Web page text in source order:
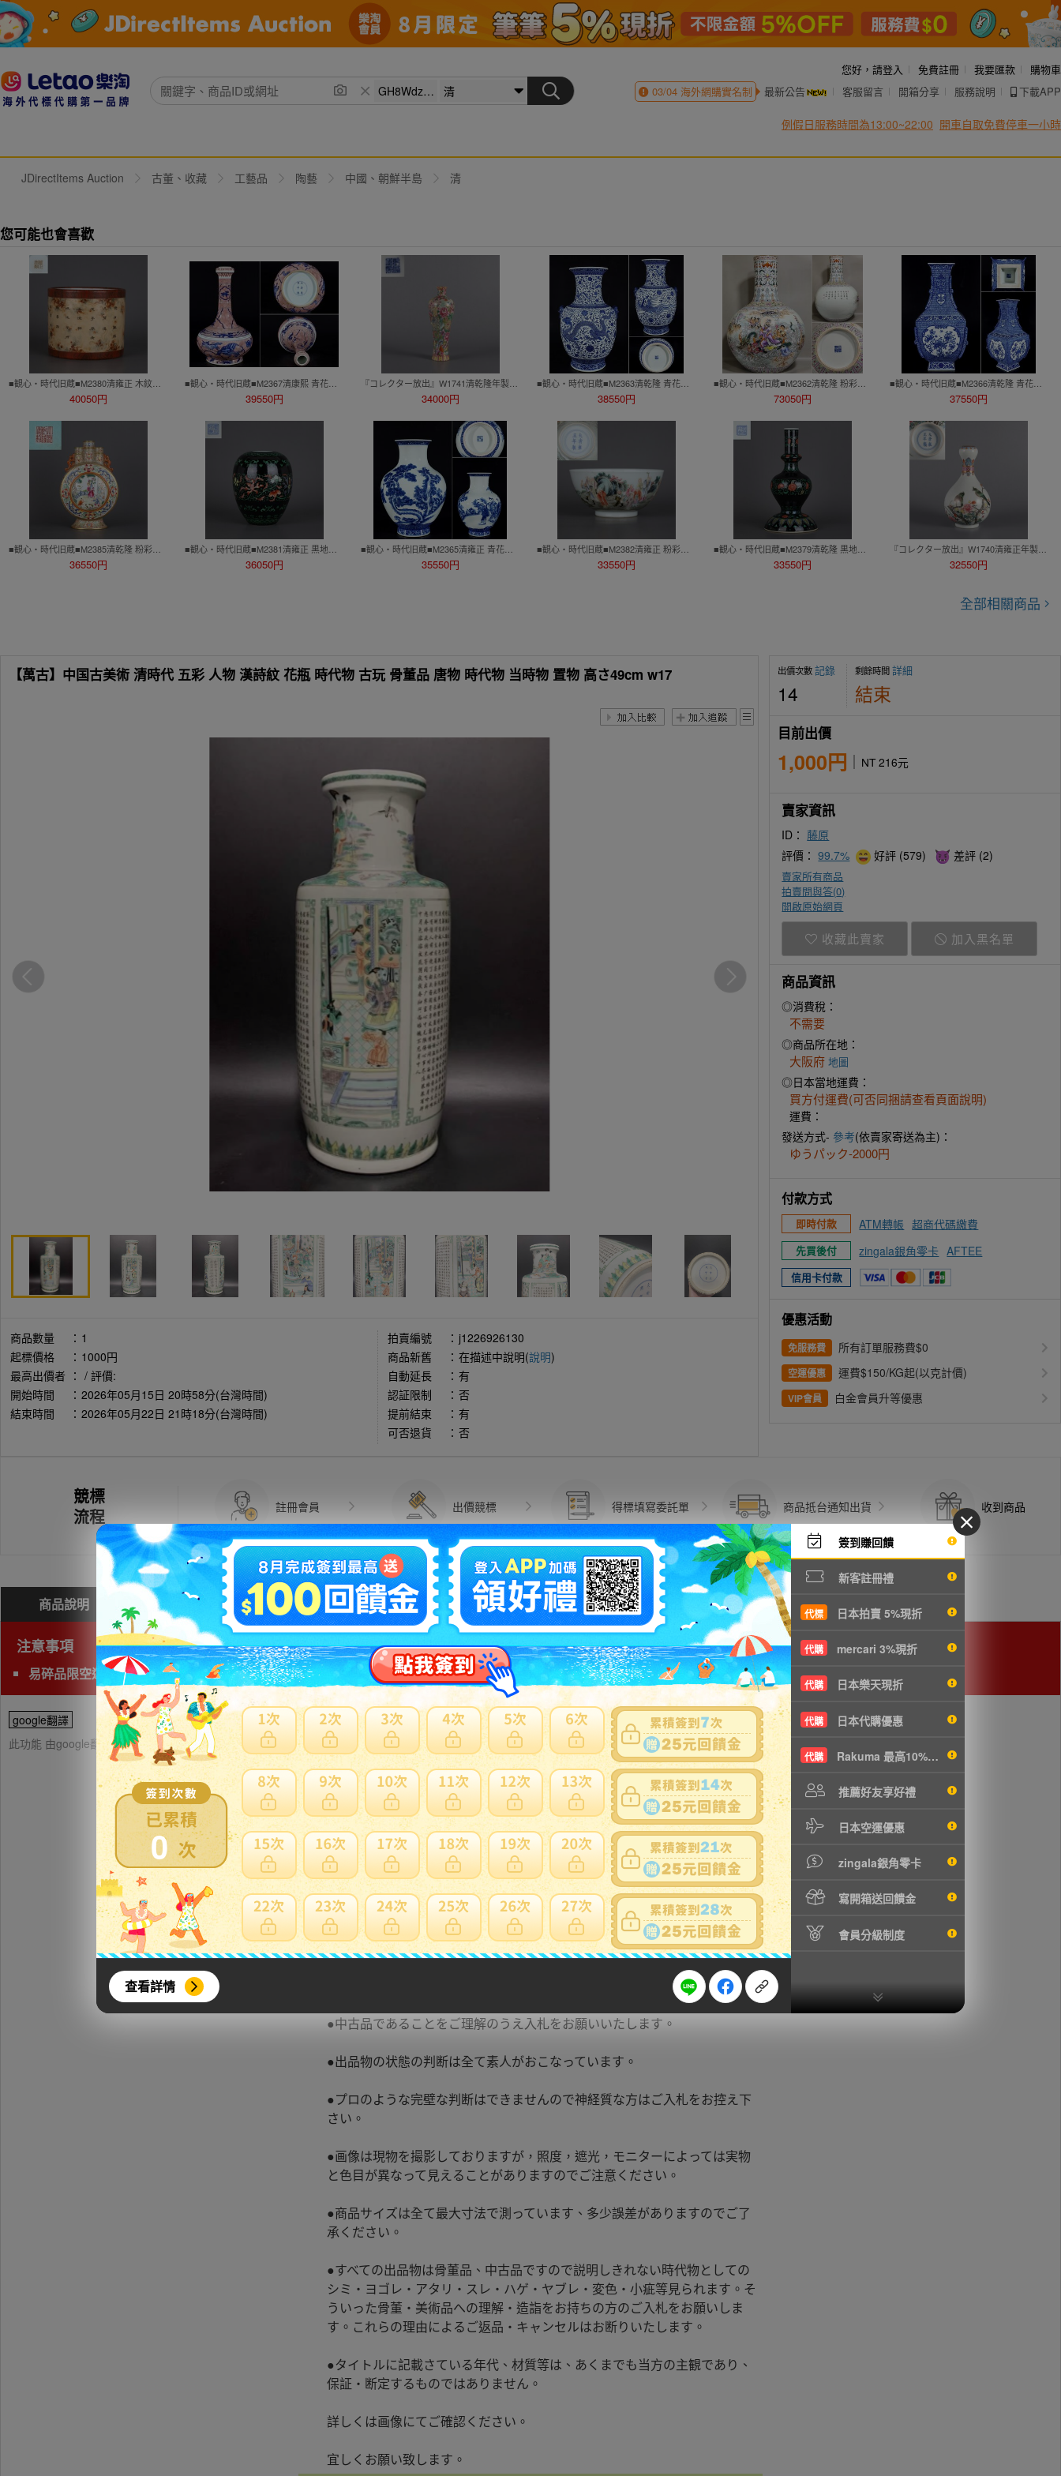
0
查看詳情
簽到賺回饋
新客註冊禮
代標 日本拍賣 5%現折
代購 mercari 3%現折
代購 日本樂天現折
代購 日本代購優惠
代購 Rakuma 最高10%現折
推薦好友享好禮
日本空運優惠
zingala銀角零卡
寫開箱送回饋金
會員分級制度
您好， 請登入 免費註冊 我要匯款
購物車
03/04海外網購實名制 最新公告 客服留言 開箱分享 服務說明 下載APP
例假日服務時間為13:00~22:00 開車自取免費停車一小時
JDirectItems Auction 古董、收藏 工藝品 陶藝 中國、朝鮮半島 清
您可能也會喜歡
40050円 39550円 34000円 38550円
■観心・時代旧蔵■M2362清乾隆 粉彩水官大帝巡海図詩文天球瓶・古陶磁器 ・珍品旧蔵・古賞物・時代物
73050円
■観心・時代旧蔵■M2366清乾隆 青花福紋銅錢寿字紋開光花卉三多紋四方瓶・古陶磁器 ・珍品旧蔵・古賞物・時代物
37550円
36550円 36050円 35550円 33550円
■観心・時代旧蔵■M2379清乾隆 黒地五彩纏枝花卉紋瓶・古陶磁器 ・珍品旧蔵・古賞物・時代物
33550円
『コレクター放出』W1740清雍正年製 琺瑯彩花鳥紋蒜頭瓶・古陶磁器 ・珍品旧蔵・古賞物・時代物
32550円
全部相關商品
【萬古】中国古美術 清時代 五彩 人物 漢詩紋 花瓶 時代物 古玩 骨董品 唐物 時代物 当時物 置物 高さ49cm w17
商品數量 ： 1
起標價格
： 1000円
最高出價者 ： / 評價:
開始時間
： 2026年05月15日 20時58分(台灣時間)
結束時間
： 2026年05月22日 21時18分(台灣時間)
拍賣編號 ： j1226926130
商品新舊
： 在描述中說明(說明)
自動延長
： 有
認証限制
： 否
提前結束
： 有
可否退貨
： 否
出價次數記錄
14
剩餘時間詳細
結束
目前出價
1,000円 NT 216元
賣家資訊
ID： 藤原
評價：99.7% 好評 (579) 差評 (2)
賣家所有商品
拍賣問與答(0)
開啟原始網頁
收藏此賣家 加入黑名單
商品資訊
◎消費稅：
不需要
◎商品所在地：
大阪府 地圖
◎日本當地運費：
買方付運費(可否同捆請查看頁面說明)
運費：
發送方式- 參考(依賣家寄送為主)：
ゆうパック-2000円
付款方式
即時付款 ATM轉帳 超商代碼繳費
先買後付 zingala銀角零卡 AFTEE
信用卡付款
優惠活動
免服務費 所有訂單服務費$0
空運優惠 運費$150/KG起(以克計價)
VIP會員 白金會員升等優惠
競標
流程
註冊會員 出價競標 得標填寫委託單 商品抵台通知出貨 收到商品
商品說明 問與答( 費用試算 問題商品反映流程
注意事項
易碎品限空運，非易碎品可使用海運。
google翻譯
此功能 由google翻譯提供參考，樂淘不保證翻譯內容之正確性，詳細問題說明請使用商品問與答
□商品詳細
★商品の詳細や説明傷等の状態は画像をよくご覧下さい。
ご確認していただいてから慎重なご入札をお願い致します。
●中古品であることをご理解のうえ入札をお願いいたします。
●出品物の状態の判断は全て素人がおこなっています。
●プロのような完壁な判断はできませんので神経質な方はご入札をお控え下
さい。
●画像は現物を撮影しておりますが，照度，遮光，モニターによっては実物
と色目が異なって見えることがありますのでご注意ください。
●商品サイズは全て最大寸法で測っています、多少誤差がありますのでご了
承ください。
●すべての出品物は骨董品、中古品ですので説明しきれない時代物としての
シミ・ヨゴレ・アタリ・スレ・ハゲ・ヤブレ・変色・小疵等見られます。そ
ういった骨董・美術品への理解・造詣をお持ちの方のご入札をお願いしま
す。これらの理由によるご返品・キャンセルはお断りいたします。
●タイトルに記載さている年代、材質等は、あくまでも当方の主観であり、
保証・断定するものではありません。
詳しくは画像にてご確認ください。
宜しくお願い致します。